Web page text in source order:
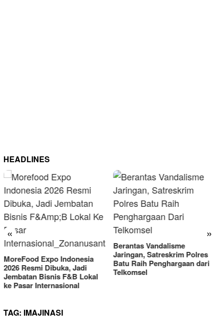
HEADLINES
« »
Berantas Vandalisme
Jaringan, Satreskrim Polres
Batu Raih Penghargaan dari
Telkomsel
RM OG Alami Kenaikan
Omset di Porprov IX
2025
TAG: IMAJINASI